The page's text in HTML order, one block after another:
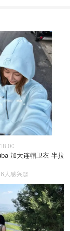
加大连帽卫衣 半拉
人感兴趣